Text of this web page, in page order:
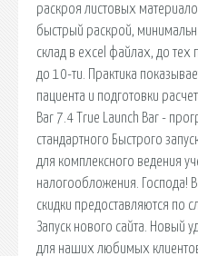
раскроя листовых
быстрый раскрой,
склад в excel файлах, до тех
до 10-ти. Практика
пациента и подготовки
Bar 7.4 True Launch Bar -
стандартного Быстрого
для комплексного ведения
налогообложения. Господа!
скидки предоставляются по
Запуск нового сайта. Новый
для наших любимых